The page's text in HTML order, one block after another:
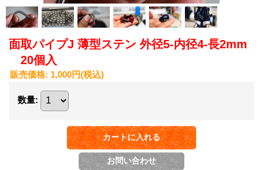
面取パイプJ 薄型ステン 外径5-内径4-長2mm
20個入
販売価格: 1,000円(税込)
数量: